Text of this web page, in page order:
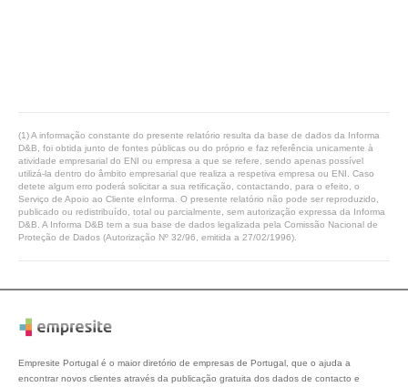
(1) A informação constante do presente relatório resulta da base de dados da Informa
D&B, foi obtida junto de fontes públicas ou do próprio e faz referência unicamente à
atividade empresarial do ENI ou empresa a que se refere, sendo apenas possível
utilizá-la dentro do âmbito empresarial que realiza a respetiva empresa ou ENI. Caso
detete algum erro poderá solicitar a sua retificação, contactando, para o efeito, o
Serviço de Apoio ao Cliente eInforma. O presente relatório não pode ser reproduzido,
publicado ou redistribuído, total ou parcialmente, sem autorização expressa da Informa
D&B. A Informa D&B tem a sua base de dados legalizada pela Comissão Nacional de
Proteção de Dados (Autorização Nº 32/96, emitida a 27/02/1996).
Empresite Portugal é o maior diretório de empresas de Portugal, que o ajuda a
encontrar novos clientes através da publicação gratuita dos dados de contacto e